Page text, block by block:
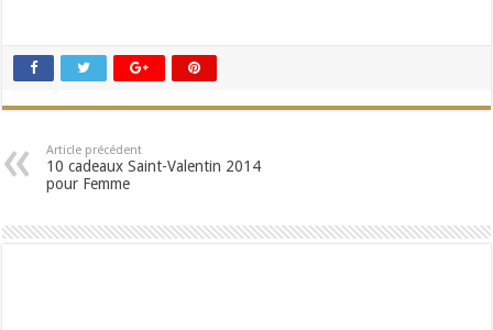
Article précédent
10 cadeaux Saint-Valentin 2014
pour Femme